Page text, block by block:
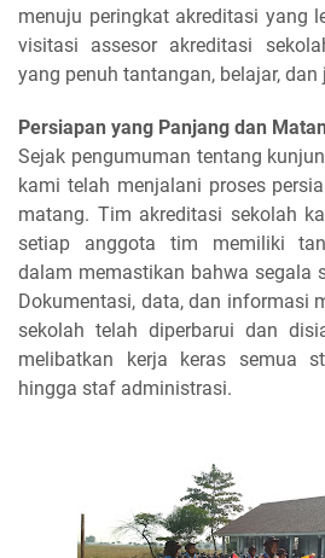
menuju peringkat akreditasi yang
visitasi assesor akreditasi
yang penuh tantangan, belajar,
Persiapan yang Panjang dan
Sejak pengumuman tentang
kami telah menjalani proses
matang. Tim akreditasi sekolah
setiap anggota tim memiliki
dalam memastikan bahwa segala
Dokumentasi, data, dan informasi
sekolah telah diperbarui dan
melibatkan kerja keras semua
hingga staf administrasi.